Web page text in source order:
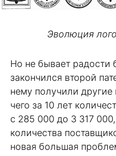
Эволюция
Но не бывает радости
закончился второй
нему получили
чего за 10 лет
с 285 000 до 3 317
количества
новая большая